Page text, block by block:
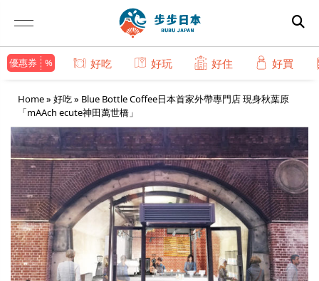
優惠券 好吃 好玩 好住 好買
Home» 好吃» Blue Bottle Coffee日本首家外帶專門店 現身秋葉原
「mAAch ecute神田萬世橋」